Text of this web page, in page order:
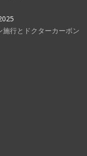
行とドクターカーボン